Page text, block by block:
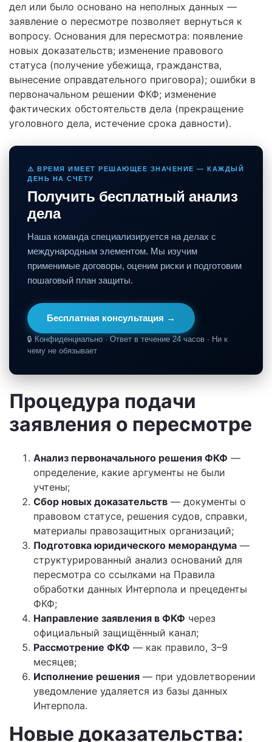
дел или было основано на неполных данных —
заявление о пересмотре позволяет вернуться к
вопросу. Основания для пересмотра: появление
новых доказательств; изменение правового
статуса (получение убежища, гражданства,
вынесение оправдательного приговора); ошибки в
первоначальном решении ФКФ; изменение
фактических обстоятельств дела (прекращение
уголовного дела, истечение срока давности).
⚠️ ВРЕМЯ ИМЕЕТ РЕШАЮЩЕЕ ЗНАЧЕНИЕ — КАЖДЫЙ
ДЕНЬ НА СЧЕТУ
Получить бесплатный анализ
дела
Наша команда специализируется на делах с
международным элементом. Мы изучим
применимые договоры, оценим риски и подготовим
пошаговый план защиты.
Бесплатная консультация →
🔒 Конфиденциально · Ответ в течение 24 часов · Ни к
чему не обязывает
Процедура подачи
заявления о пересмотре
Анализ первоначального решения ФКФ —
определение, какие аргументы не были
учтены;
Сбор новых доказательств — документы о
правовом статусе, решения судов, справки,
материалы правозащитных организаций;
Подготовка юридического меморандума —
структурированный анализ оснований для
пересмотра со ссылками на Правила
обработки данных Интерпола и прецеденты
ФКФ;
Направление заявления в ФКФ через
официальный защищённый канал;
Рассмотрение ФКФ — как правило, 3–9
месяцев;
Исполнение решения — при удовлетворении
уведомление удаляется из базы данных
Интерпола.
Новые доказательства: